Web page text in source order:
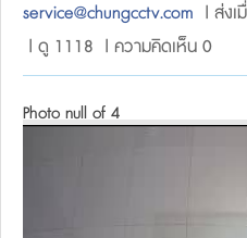
service@chungcctv.com | ส่ง
| ดู 1118 | ความคิดเห็น 0
Photo null of 4